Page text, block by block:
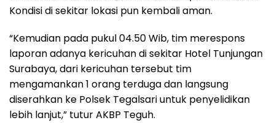
Kondisi di sekitar lokasi pun kembali aman.
“Kemudian pada pukul 04.50 Wib, tim merespons
laporan adanya kericuhan di sekitar Hotel Tunjungan
Surabaya, dari kericuhan tersebut tim
mengamankan 1 orang terduga dan langsung
diserahkan ke Polsek Tegalsari untuk penyelidikan
lebih lanjut,” tutur AKBP Teguh.